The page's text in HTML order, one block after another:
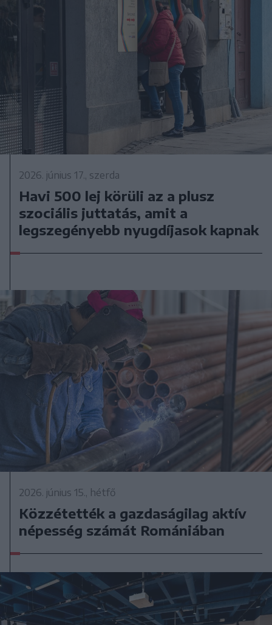
2026. június 17., szerda
Havi 500 lej körüli az a plusz
szociális juttatás, amit a
legszegényebb nyugdíjasok kapnak
2026. június 15., hétfő
Közzétették a gazdaságilag aktív
népesség számát Romániában